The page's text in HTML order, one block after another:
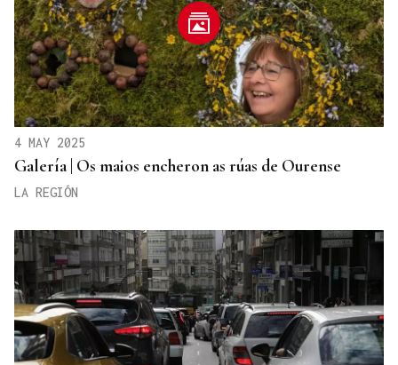
4 MAY 2025
Galería | Os maios encheron as rúas de Ourense
LA REGIÓN